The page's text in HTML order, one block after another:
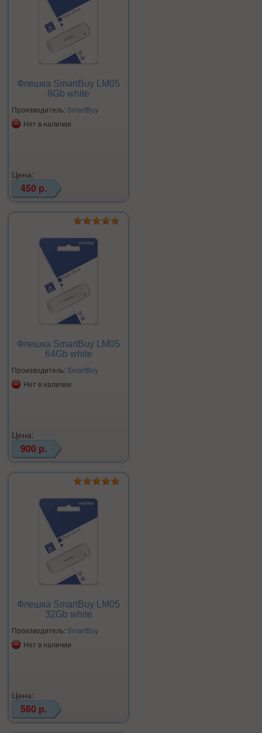
Флешка SmartBuy LM05
8Gb white
Производитель: SmartBuy
Нет в наличии
Цена:
450 р.
Флешка SmartBuy LM05
64Gb white
Производитель: SmartBuy
Нет в наличии
Цена:
900 р.
Флешка SmartBuy LM05
32Gb white
Производитель: SmartBuy
Нет в наличии
Цена:
560 р.